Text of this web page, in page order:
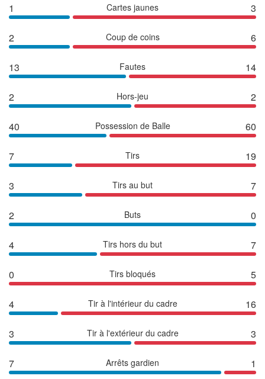
1 Cartes jaunes 3
2 Coup de coins 6
13 Fautes 14
2 Hors-jeu 2
40 Possession de Balle 60
7 Tirs 19
3 Tirs au but 7
2 Buts 0
4 Tirs hors du but 7
0 Tirs bloqués 5
4 Tir à l'intérieur du cadre 16
3 Tir à l'extérieur du cadre 3
7 Arrêts gardien 1